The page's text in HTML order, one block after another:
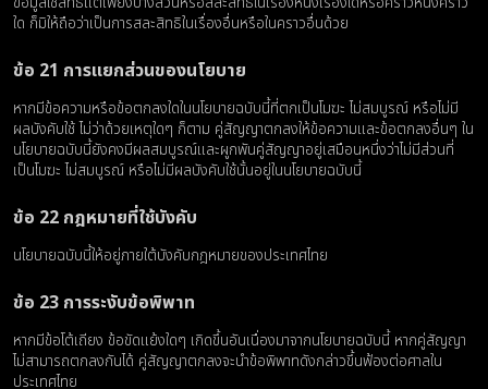
ใด ก็มิให้ถือว่าเป็นการสละสิทธิในเรื่องอื่นหรือในคราวอื่นด้วย
ข้อ 21 การแยกส่วนของนโยบาย
หากมีข้อความหรือข้อตกลงใดในนโยบายฉบับนี้ที่ตกเป็นโมฆะ ไม่สมบูรณ์ หรือไม่มี
ผลบังคับใช้ ไม่ว่าด้วยเหตุใดๆ ก็ตาม คู่สัญญาตกลงให้ข้อความและข้อตกลงอื่นๆ ใน
นโยบายฉบับนี้ยังคงมีผลสมบูรณ์และผูกพันคู่สัญญาอยู่เสมือนหนึ่งว่าไม่มีส่วนที่
เป็นโมฆะ ไม่สมบูรณ์ หรือไม่มีผลบังคับใช้นั้นอยู่ในนโยบายฉบับนี้
ข้อ 22 กฎหมายที่ใช้บังคับ
นโยบายฉบับนี้ให้อยู่ภายใต้บังคับกฎหมายของประเทศไทย
ข้อ 23 การระงับข้อพิพาท
หากมีข้อโต้เถียง ข้อขัดแย้งใดๆ เกิดขึ้นอันเนื่องมาจากนโยบายฉบับนี้ หากคู่สัญญา
ไม่สามารถตกลงกันได้ คู่สัญญาตกลงจะนำข้อพิพาทดังกล่าวขึ้นฟ้องต่อศาลใน
ประเทศไทย